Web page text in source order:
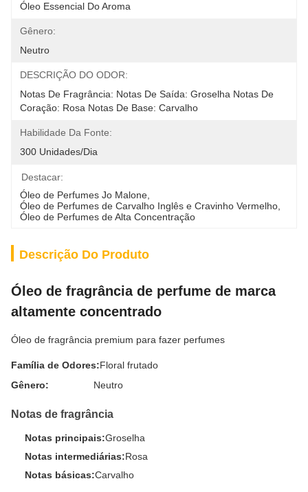
Óleo Essencial Do Aroma
Gênero:
Neutro
DESCRIÇÃO DO ODOR:
Notas De Fragrância: Notas De Saída: Groselha Notas De
Coração: Rosa Notas De Base: Carvalho
Habilidade Da Fonte:
300 Unidades/dia
Destacar:
Óleo de Perfumes Jo Malone
Óleo de Perfumes de Carvalho Inglês e Cravinho Vermelho
Óleo de Perfumes de Alta Concentração
Descrição Do Produto
Óleo de fragrância de perfume de marca
altamente concentrado
Óleo de fragrância premium para fazer perfumes
Família de Odores:Floral frutado
Gênero:
Neutro
Notas de fragrância
Notas principais:Groselha
Notas intermediárias:Rosa
Notas básicas:Carvalho